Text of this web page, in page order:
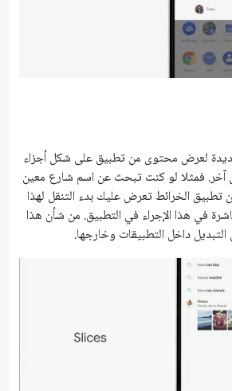
لعرض محتوى من تطبيق على شكل أجزاء
فمثلا لو كنت تبحث عن اسم شارع معين
الخرائط تعرض عليك بدء التنقل لهذا
في هذا الإجراء في التطبيق. من شأن هذا
داخل التطبيقات وخارجها.